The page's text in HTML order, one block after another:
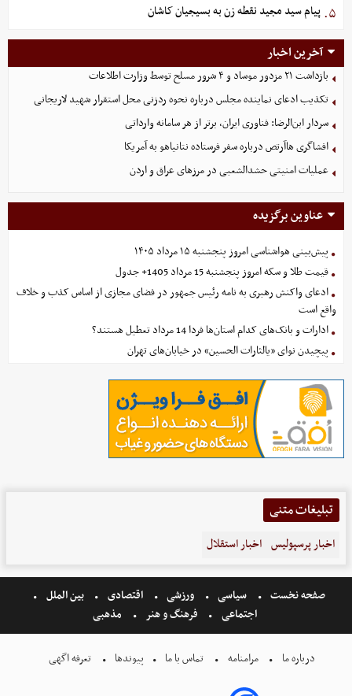
۵. پیام سید مجید نقطه زن به بسیجیان کاشان
آخرین اخبار
بازداشت ۲۱ مزدور موساد و ۴ شرور مسلح توسط وزارت اطلاعات
تکذیب ادعای نماینده مجلس درباره نحوه ردزنی محل استقرار شهید لاریجانی
سردار ابن‌الرضا: فناوری ایران، برتر از هر سامانه وارداتی
افشاگری هاآرتص درباره سفر فرستاده نتانیاهو به آمریکا
عملیات امنیتی حشدالشعبی در مرزهای عراق و اردن
عناوین برگزیده
پیش‌بینی هواشناسی امروز پنجشنبه ۱۵ مرداد ۱۴۰۵
قیمت طلا و سکه امروز پنجشنبه 15 مرداد 1405+ جدول
ادعای واکنش رهبری به نامه رئیس جمهور در فضای مجازی از اساس کذب و خلاف
واقع است
ادارات و بانک‌های کدام استان‌ها فردا 14 مرداد تعطیل هستند؟
پیچیدن نوای «یالثارات الحسین» در خیابان‌های تهران
تبلیغات متنی
اخبار پرسپولیس اخبار استقلال
صفحه نخست سیاسی ورزشی اقتصادی
بین الملل
اجتماعی
فرهنگ و هنر مذهبی
درباره ما مرامنامه تماس با ما پیوندها تعرفه اگهی